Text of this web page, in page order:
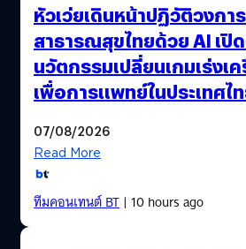
หัวเว่ยเดินหน้าปฏิวัติวงการ
สาธารณสุขไทยด้วย AI เปิ
นวัตกรรมเปลี่ยนเกมเร่งเ
เพื่อการแพทย์ในประเทศไ
07/08/2026
Read More
ทีมคอนเทนต์ BT| 10 hours ago